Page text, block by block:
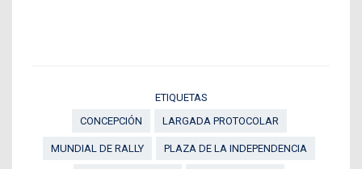
ETIQUETAS
CONCEPCIÓN
LARGADA PROTOCOLAR
MUNDIAL DE RALLY PLAZA DE LA INDEPENDENCIA